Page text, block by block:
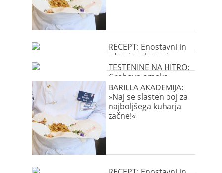
RECEPT: Enostavni in
zdravi makaroni
TESTENINE NA HITRO:
Grahova omaka
BARILLA AKADEMIJA:
»Naj se slasten boj za
najboljšega kuharja
začne!«